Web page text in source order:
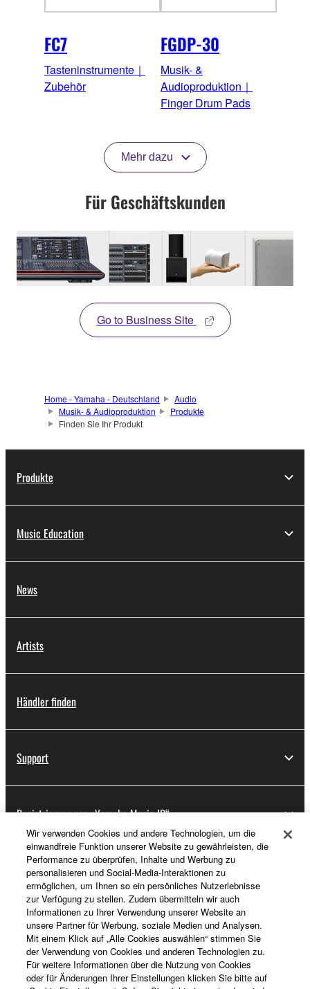
FC7
Tasteninstrumente｜
Zubehör
FGDP-30
Musik- &
Audioproduktion｜
Finger Drum Pads
Mehr dazu
Für Geschäftskunden
Go to Business Site
Home - Yamaha - Deutschland
Audio
Musik- & Audioproduktion
Produkte
Finden Sie Ihr Produkt
Produkte
Music Education
News
Artists
Händler finden
Support
Registrierung von „Yamaha Music ID“
Über Yamaha
Deutschland - German
Business
Wir verwenden Cookies und andere Technologien, um die
einwandfreie Funktion unserer Website zu gewährleisten, die
Performance zu überprüfen, Inhalte und Werbung zu
personalisieren und Social-Media-Interaktionen zu
ermöglichen, um Ihnen so ein persönliches Nutzerlebnisse
zur Verfügung zu stellen. Zudem übermitteln wir auch
Informationen zu Ihrer Verwendung unserer Website an
unsere Partner für Werbung, soziale Medien und Analysen.
Mit einem Klick auf „Alle Cookies auswählen“ stimmen Sie
der Verwendung von Cookies und anderen Technologien zu.
Für weitere Informationen über die Nutzung von Cookies
oder für Änderungen Ihrer Einstellungen klicken Sie bitte auf